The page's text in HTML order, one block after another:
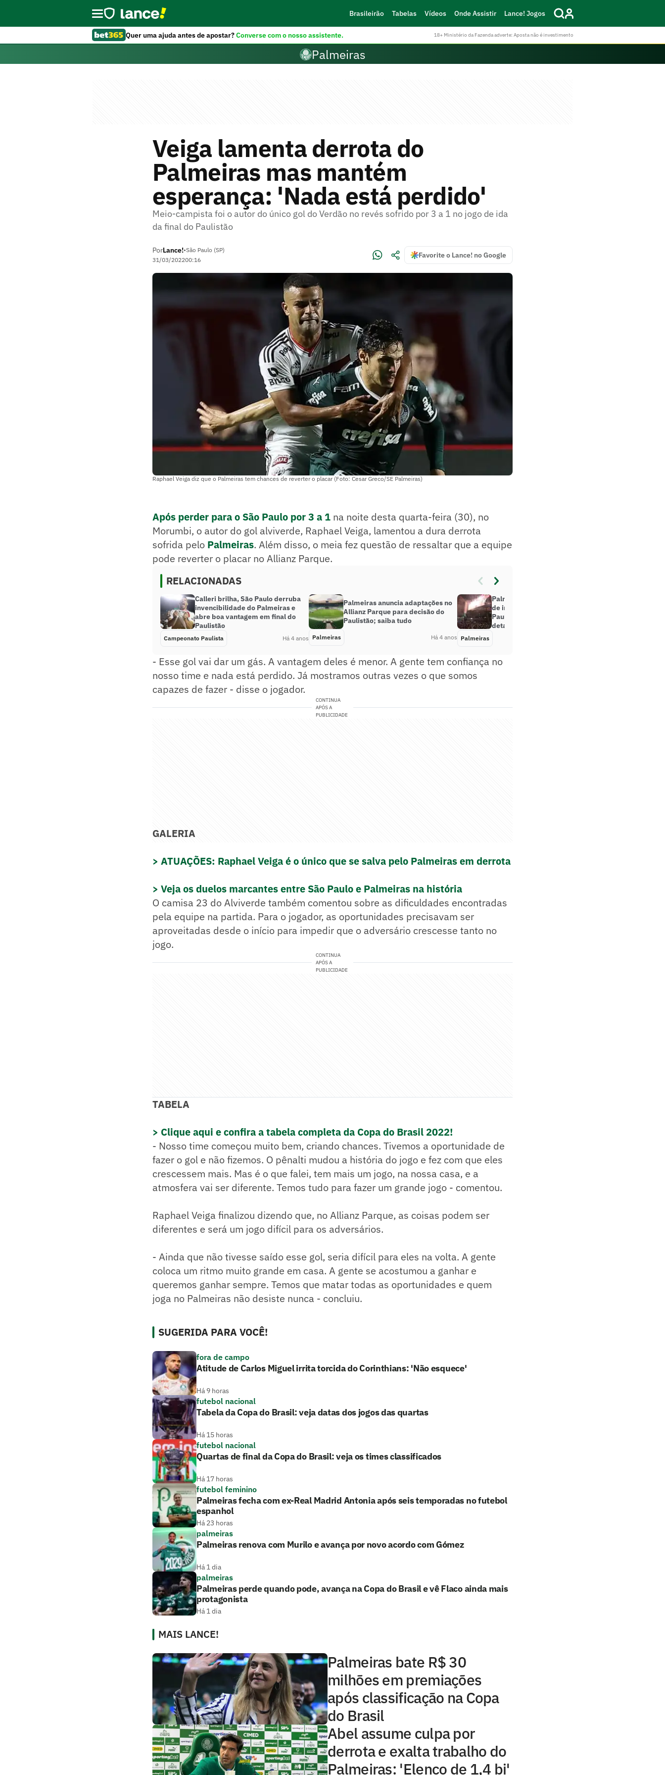
Brasileirão Tabelas Vídeos Onde Assistir Lance! Jogos
Quer uma ajuda antes de apostar?Converse com o nosso assistente. 18+ Ministério da Fazenda adverte: Aposta não é investimento
Palmeiras
Veiga lamenta derrota do
Palmeiras mas mantém
esperança: 'Nada está perdido'
Meio-campista foi o autor do único gol do Verdão no revés sofrido por 3 a 1 no jogo de ida
da final do Paulistão
PorLance!•São Paulo (SP)
31/03/202200:16
Favorite o Lance! no Google
Raphael Veiga diz que o Palmeiras tem chances de reverter o placar (Foto: Cesar Greco/SE Palmeiras)
Após perder para o São Paulo por 3 a 1 na noite desta quarta-feira (30), no
Morumbi, o autor do gol alviverde, Raphael Veiga, lamentou a dura derrota
sofrida pelo Palmeiras. Além disso, o meia fez questão de ressaltar que a equipe
pode reverter o placar no Allianz Parque.
RELACIONADAS
Calleri brilha, São Paulo derruba
invencibilidade do Palmeiras e
abre boa vantagem em final do
Paulistão
Campeonato Paulista Há 4 anos
Palmeiras anuncia adaptações no
Allianz Parque para decisão do
Paulistão; saiba tudo
Palmeiras Há 4 anos
Palmeiras marca início da venda
de ingressos para final do
Paulistão contra o São Paulo; saiba
detalhes
Palmeiras
- Esse gol vai dar um gás. A vantagem deles é menor. A gente tem confiança no
nosso time e nada está perdido. Já mostramos outras vezes o que somos
capazes de fazer - disse o jogador.
CONTINUA
APÓS A
PUBLICIDADE
GALERIA
> ATUAÇÕES: Raphael Veiga é o único que se salva pelo Palmeiras em derrota
> Veja os duelos marcantes entre São Paulo e Palmeiras na história
O camisa 23 do Alviverde também comentou sobre as dificuldades encontradas
pela equipe na partida. Para o jogador, as oportunidades precisavam ser
aproveitadas desde o início para impedir que o adversário crescesse tanto no
jogo.
CONTINUA
APÓS A
PUBLICIDADE
TABELA
> Clique aqui e confira a tabela completa da Copa do Brasil 2022!
- Nosso time começou muito bem, criando chances. Tivemos a oportunidade de
fazer o gol e não fizemos. O pênalti mudou a história do jogo e fez com que eles
crescessem mais. Mas é o que falei, tem mais um jogo, na nossa casa, e a
atmosfera vai ser diferente. Temos tudo para fazer um grande jogo - comentou.
Raphael Veiga finalizou dizendo que, no Allianz Parque, as coisas podem ser
diferentes e será um jogo difícil para os adversários.
- Ainda que não tivesse saído esse gol, seria difícil para eles na volta. A gente
coloca um ritmo muito grande em casa. A gente se acostumou a ganhar e
queremos ganhar sempre. Temos que matar todas as oportunidades e quem
joga no Palmeiras não desiste nunca - concluiu.
SUGERIDA PARA VOCÊ!
fora de campo
Atitude de Carlos Miguel irrita torcida do Corinthians: 'Não esquece'
Há 9 horas
futebol nacional
Tabela da Copa do Brasil: veja datas dos jogos das quartas
Há 15 horas
futebol nacional
Quartas de final da Copa do Brasil: veja os times classificados
Há 17 horas
futebol feminino
Palmeiras fecha com ex-Real Madrid Antonia após seis temporadas no futebol
espanhol
Há 23 horas
palmeiras
Palmeiras renova com Murilo e avança por novo acordo com Gómez
Há 1 dia
palmeiras
Palmeiras perde quando pode, avança na Copa do Brasil e vê Flaco ainda mais
protagonista
Há 1 dia
MAIS LANCE!
Palmeiras bate R$ 30
milhões em premiações
após classificação na Copa
do Brasil
Abel assume culpa por
derrota e exalta trabalho do
Palmeiras: 'Elenco de 1,4 bi'